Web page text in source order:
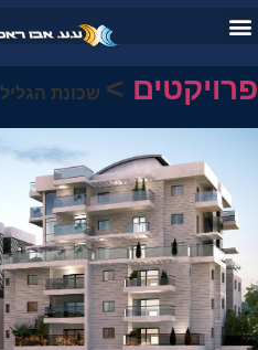
פרויקטים > שכונת הגליל W2